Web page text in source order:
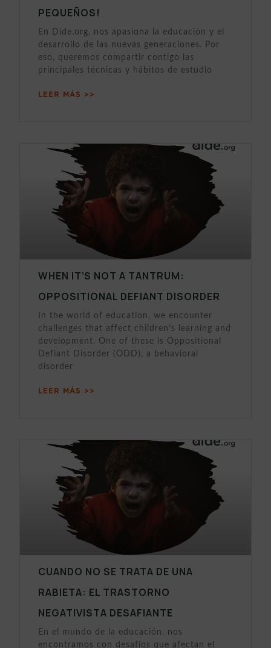
PEQUEÑOS!
En Dide.org, nos apasiona la educación y el
desarrollo de las nuevas generaciones. Por
eso, queremos compartir contigo las
principales técnicas y hábitos de estudio
LEER MÁS >>
WHEN IT’S NOT A TANTRUM:
OPPOSITIONAL DEFIANT DISORDER
In the world of education, we encounter
challenges that affect children’s learning and
development. One of these is Oppositional
Defiant Disorder (ODD), a behavioral
disorder
LEER MÁS >>
CUANDO NO SE TRATA DE UNA
RABIETA: EL TRASTORNO
NEGATIVISTA DESAFIANTE
En el mundo de la educación, nos
encontramos con desafíos que afectan el